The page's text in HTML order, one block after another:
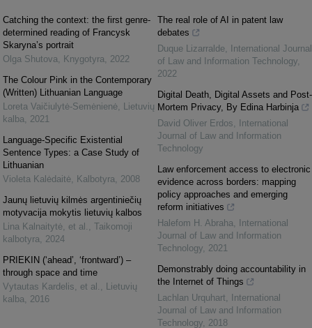
Catching the context: the first genre-
determined reading of Francysk
Skaryna’s portrait
Olga Shutova, Knygotyra, 2022
The Colour Pink in the Contemporary
(Written) Lithuanian Language
Loreta Vaičiulytė-Semėnienė, Lietuvių
kalba, 2021
Language-Specific Existential
Sentence Types: a Case Study of
Lithuanian
Violeta Kalėdaitė, Kalbotyra, 2008
Jaunų lietuvių kilmės argentiniečių
motyvacija mokytis lietuvių kalbos
Lina Kalnaitytė, et al. , Taikomoji
kalbotyra, 2024
PRIEKIN (‘ahead’, ‘frontward’) –
through space and time
Vytautas Kardelis, et al. , Lietuvių
kalba, 2016
The real role of AI in patent law
debates
Duque Lizarralde,
International Journal
of Law and Information Technology,
2022
Digital Death, Digital Assets and Post-
Mortem Privacy, By Edina Harbinja
David Oliver Erdos,
International
Journal of Law and Information
Technology
Law enforcement access to electronic
evidence across borders: mapping
policy approaches and emerging
reform initiatives
Halefom H. Abraha,
International
Journal of Law and Information
Technology, 2021
Demonstrably doing accountability in
the Internet of Things
Lachlan Urquhart,
International
Journal of Law and Information
Technology, 2018